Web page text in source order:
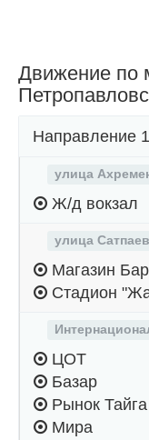
Движение
Направление
улица
Ж/д вокзал
улица
Магазин
Стадион
ЦОТ
Базар
Рынок Тайга
Мира